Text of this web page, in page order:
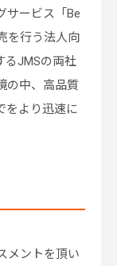
サービス「Be
を行う法人向
るJMSの両社
の中、高品質
をより迅速に
メントを頂い